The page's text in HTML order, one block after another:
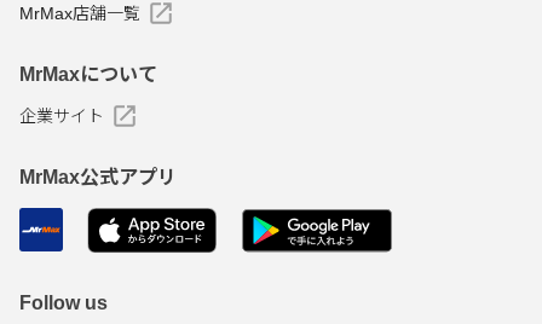
MrMax店舗一覧
MrMaxについて
企業サイト
MrMax公式アプリ
Follow us